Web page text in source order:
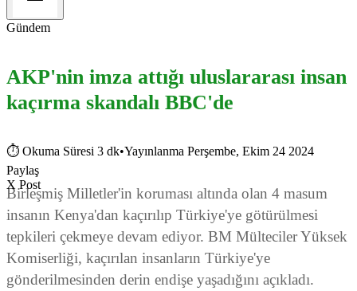
Gündem
AKP'nin imza attığı uluslararası insan
kaçırma skandalı BBC'de
⏱ Okuma Süresi 3 dk•Yayınlanma Perşembe, Ekim 24 2024
Paylaş
X Post
Birleşmiş Milletler'in koruması altında olan 4 masum
insanın Kenya'dan kaçırılıp Türkiye'ye götürülmesi
tepkileri çekmeye devam ediyor. BM Mülteciler Yüksek
Komiserliği, kaçırılan insanların Türkiye'ye
gönderilmesinden derin endişe yaşadığını açıkladı.